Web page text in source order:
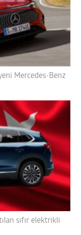
Mercedes-Benz
sıfır elektrikli